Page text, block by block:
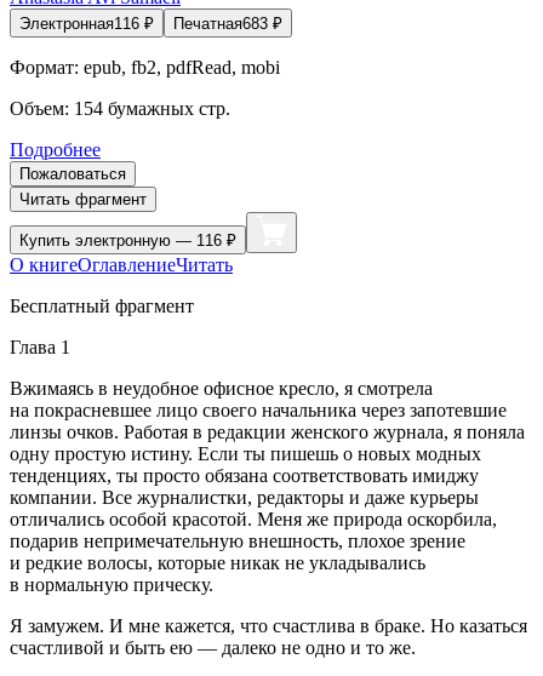
Электронная116 ₽ Печатная683 ₽
Формат: epub, fb2, pdfRead, mobi
Объем: 154 бумажных стр.
Подробнее
Пожаловаться
Читать фрагмент
Купить электронную — 116 ₽
О книгеОглавлениеЧитать
Бесплатный фрагмент
Глава 1
Вжимаясь в неудобное офисное кресло, я смотрела
на покрасневшее лицо своего начальника через запотевшие
линзы очков. Работая в редакции женского журнала, я поняла
одну простую истину. Если ты пишешь о новых модных
тенденциях, ты просто обязана соответствовать имиджу
компании. Все журналистки, редакторы и даже курьеры
отличались особой красотой. Меня же природа оскорбила,
подарив непримечательную внешность, плохое зрение
и редкие волосы, которые никак не укладывались
в нормальную прическу.
Я замужем. И мне кажется, что счастлива в браке. Но казаться
счастливой и быть ею — далеко не одно и то же.